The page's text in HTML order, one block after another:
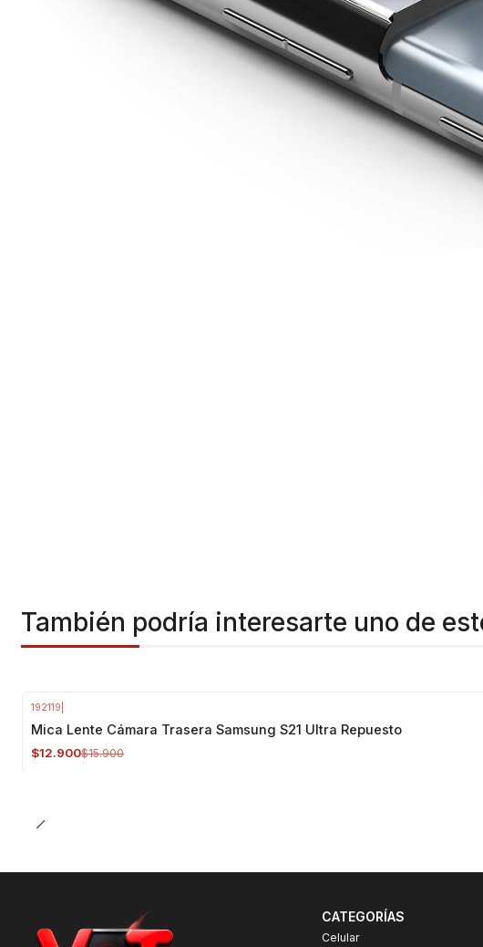
También podría interesarte uno de
192119
Mica Lente Cámara Trasera Samsung S21 Ultra Repuesto
$12.900$15.900
CATEGORÍAS
Celular